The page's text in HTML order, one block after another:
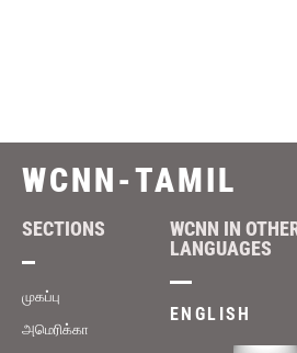
WCNN-TAMIL
SECTIONS
முகப்பு
அமெரிக்கா
WCNN IN
LANGUAGES
ENGLISH